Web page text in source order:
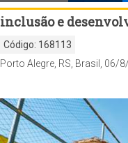
inclusão e
Código: 168113